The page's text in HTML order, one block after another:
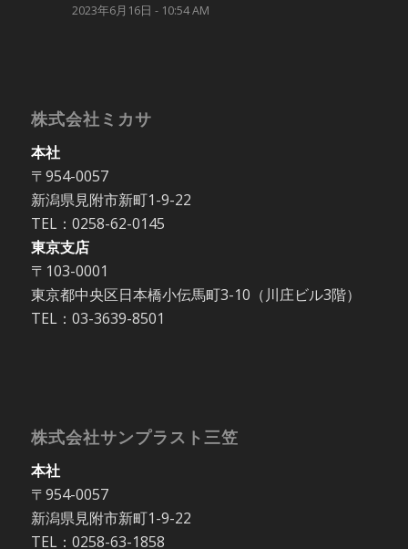
2023年6月16日 - 10:54 AM
株式会社ミカサ
本社
〒954-0057
新潟県見附市新町1-9-22
TEL：0258-62-0145
東京支店
〒103-0001
東京都中央区日本橋小伝馬町3-10（川庄ビル3階）
TEL：03-3639-8501
株式会社サンプラスト三笠
本社
〒954-0057
新潟県見附市新町1-9-22
TEL：0258-63-1858